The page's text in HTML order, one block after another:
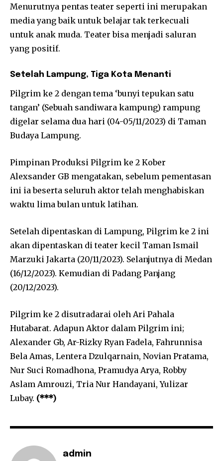
Menurutnya pentas teater seperti ini merupakan
media yang baik untuk belajar tak terkecuali
untuk anak muda. Teater bisa menjadi saluran
yang positif.
Setelah Lampung, Tiga Kota Menanti
Pilgrim ke 2 dengan tema ‘bunyi tepukan satu
tangan’ (Sebuah sandiwara kampung) rampung
digelar selama dua hari (04-05/11/2023) di Taman
Budaya Lampung.
Pimpinan Produksi Pilgrim ke 2 Kober
Alexsander GB mengatakan, sebelum pementasan
ini ia beserta seluruh aktor telah menghabiskan
waktu lima bulan untuk latihan.
Setelah dipentaskan di Lampung, Pilgrim ke 2 ini
akan dipentaskan di teater kecil Taman Ismail
Marzuki Jakarta (20/11/2023). Selanjutnya di Medan
(16/12/2023). Kemudian di Padang Panjang
(20/12/2023).
Pilgrim ke 2 disutradarai oleh Ari Pahala
Hutabarat. Adapun Aktor dalam Pilgrim ini;
Alexander Gb, Ar-Rizky Ryan Fadela, Fahrunnisa
Bela Amas, Lentera Dzulqarnain, Novian Pratama,
Nur Suci Romadhona, Pramudya Arya, Robby
Aslam Amrouzi, Tria Nur Handayani, Yulizar
Lubay. (***)
admin